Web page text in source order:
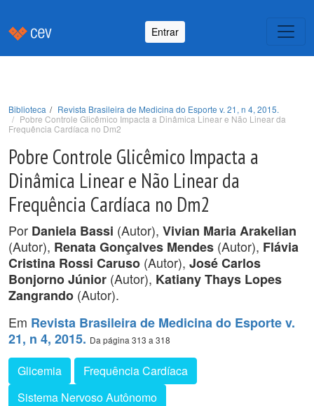
Entrar
Biblioteca
Revista Brasileira de Medicina do Esporte v. 21, n 4, 2015.
Pobre Controle Glicêmico Impacta a Dinâmica Linear e Não Linear da
Frequência Cardíaca no Dm2
Pobre Controle Glicêmico Impacta a
Dinâmica Linear e Não Linear da
Frequência Cardíaca no Dm2
Por Daniela Bassi (Autor), Vivian Maria Arakelian
(Autor), Renata Gonçalves Mendes (Autor), Flávia
Cristina Rossi Caruso (Autor), José Carlos
Bonjorno Júnior (Autor), Katiany Thays Lopes
Zangrando (Autor).
Em Revista Brasileira de Medicina do Esporte v.
21, n 4, 2015. Da página 313 a 318
Glicemia
Frequência Cardíaca
Sistema Nervoso Autônomo